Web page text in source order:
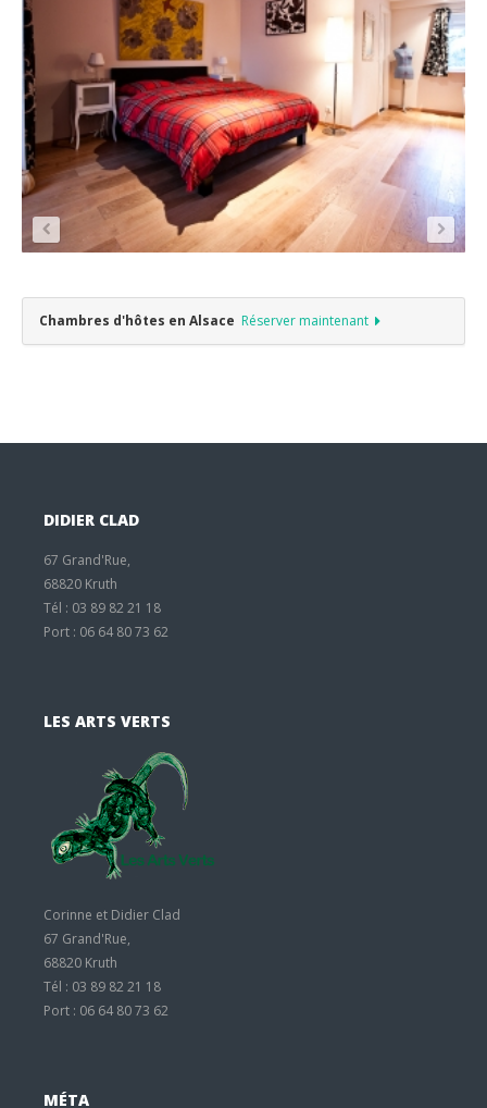
Chambres d'hôtes en Alsace Réserver maintenant
DIDIER CLAD
67 Grand'Rue,
68820 Kruth
Tél : 03 89 82 21 18
Port : 06 64 80 73 62
LES ARTS VERTS
Corinne et Didier Clad
67 Grand'Rue,
68820 Kruth
Tél : 03 89 82 21 18
Port : 06 64 80 73 62
MÉTA